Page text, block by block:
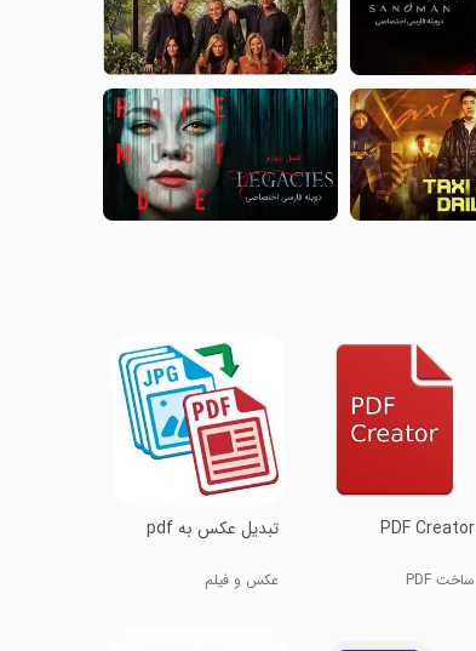
PDF Creator
ساخت PDF
‏تبدیل عکس به pdf
عکس و فیلم